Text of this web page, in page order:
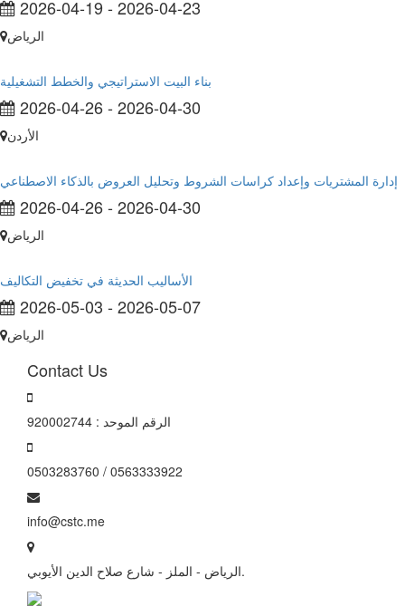
2026-04-19 - 2026-04-23
الرياض
بناء البيت الاستراتيجي والخطط التشغيلية
2026-04-26- 2026-04-30
الأردن
إدارة المشتريات وإعداد كراسات الشروط وتحليل العروض بالذكاء الاصطناعي
2026-04-26- 2026-04-30
الرياض
الأساليب الحديثة في تخفيض التكاليف
2026-05-03 - 2026-05-07
الرياض
Contact Us
الرقم الموحد : 920002744
0503283760 / 0563333922
info@cstc.me
الرياض - الملز - شارع صلاح الدين الأيوبي.